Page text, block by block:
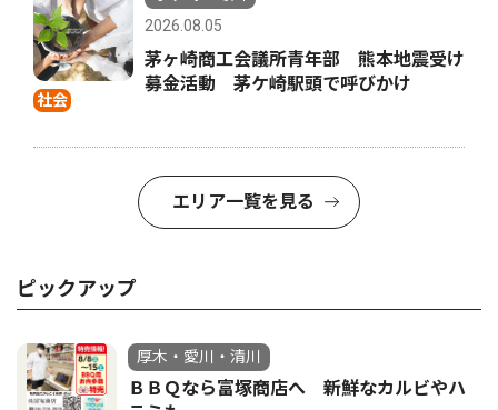
社会
2026.08.05
茅ヶ崎商工会議所青年部 熊本地震受け
募金活動 茅ケ崎駅頭で呼びかけ
エリア一覧を見る
ピックアップ
厚木・愛川・清川
ＢＢＱなら富塚商店へ 新鮮なカルビやハ